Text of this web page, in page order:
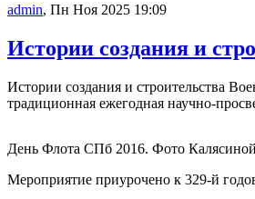
admin, Пн Ноя 2025 19:09
Истории создания и
Истории создания и строительства
традиционная ежегодная научно-
День Флота СПб 2016. Фото
Мероприятие приурочено к 329-й